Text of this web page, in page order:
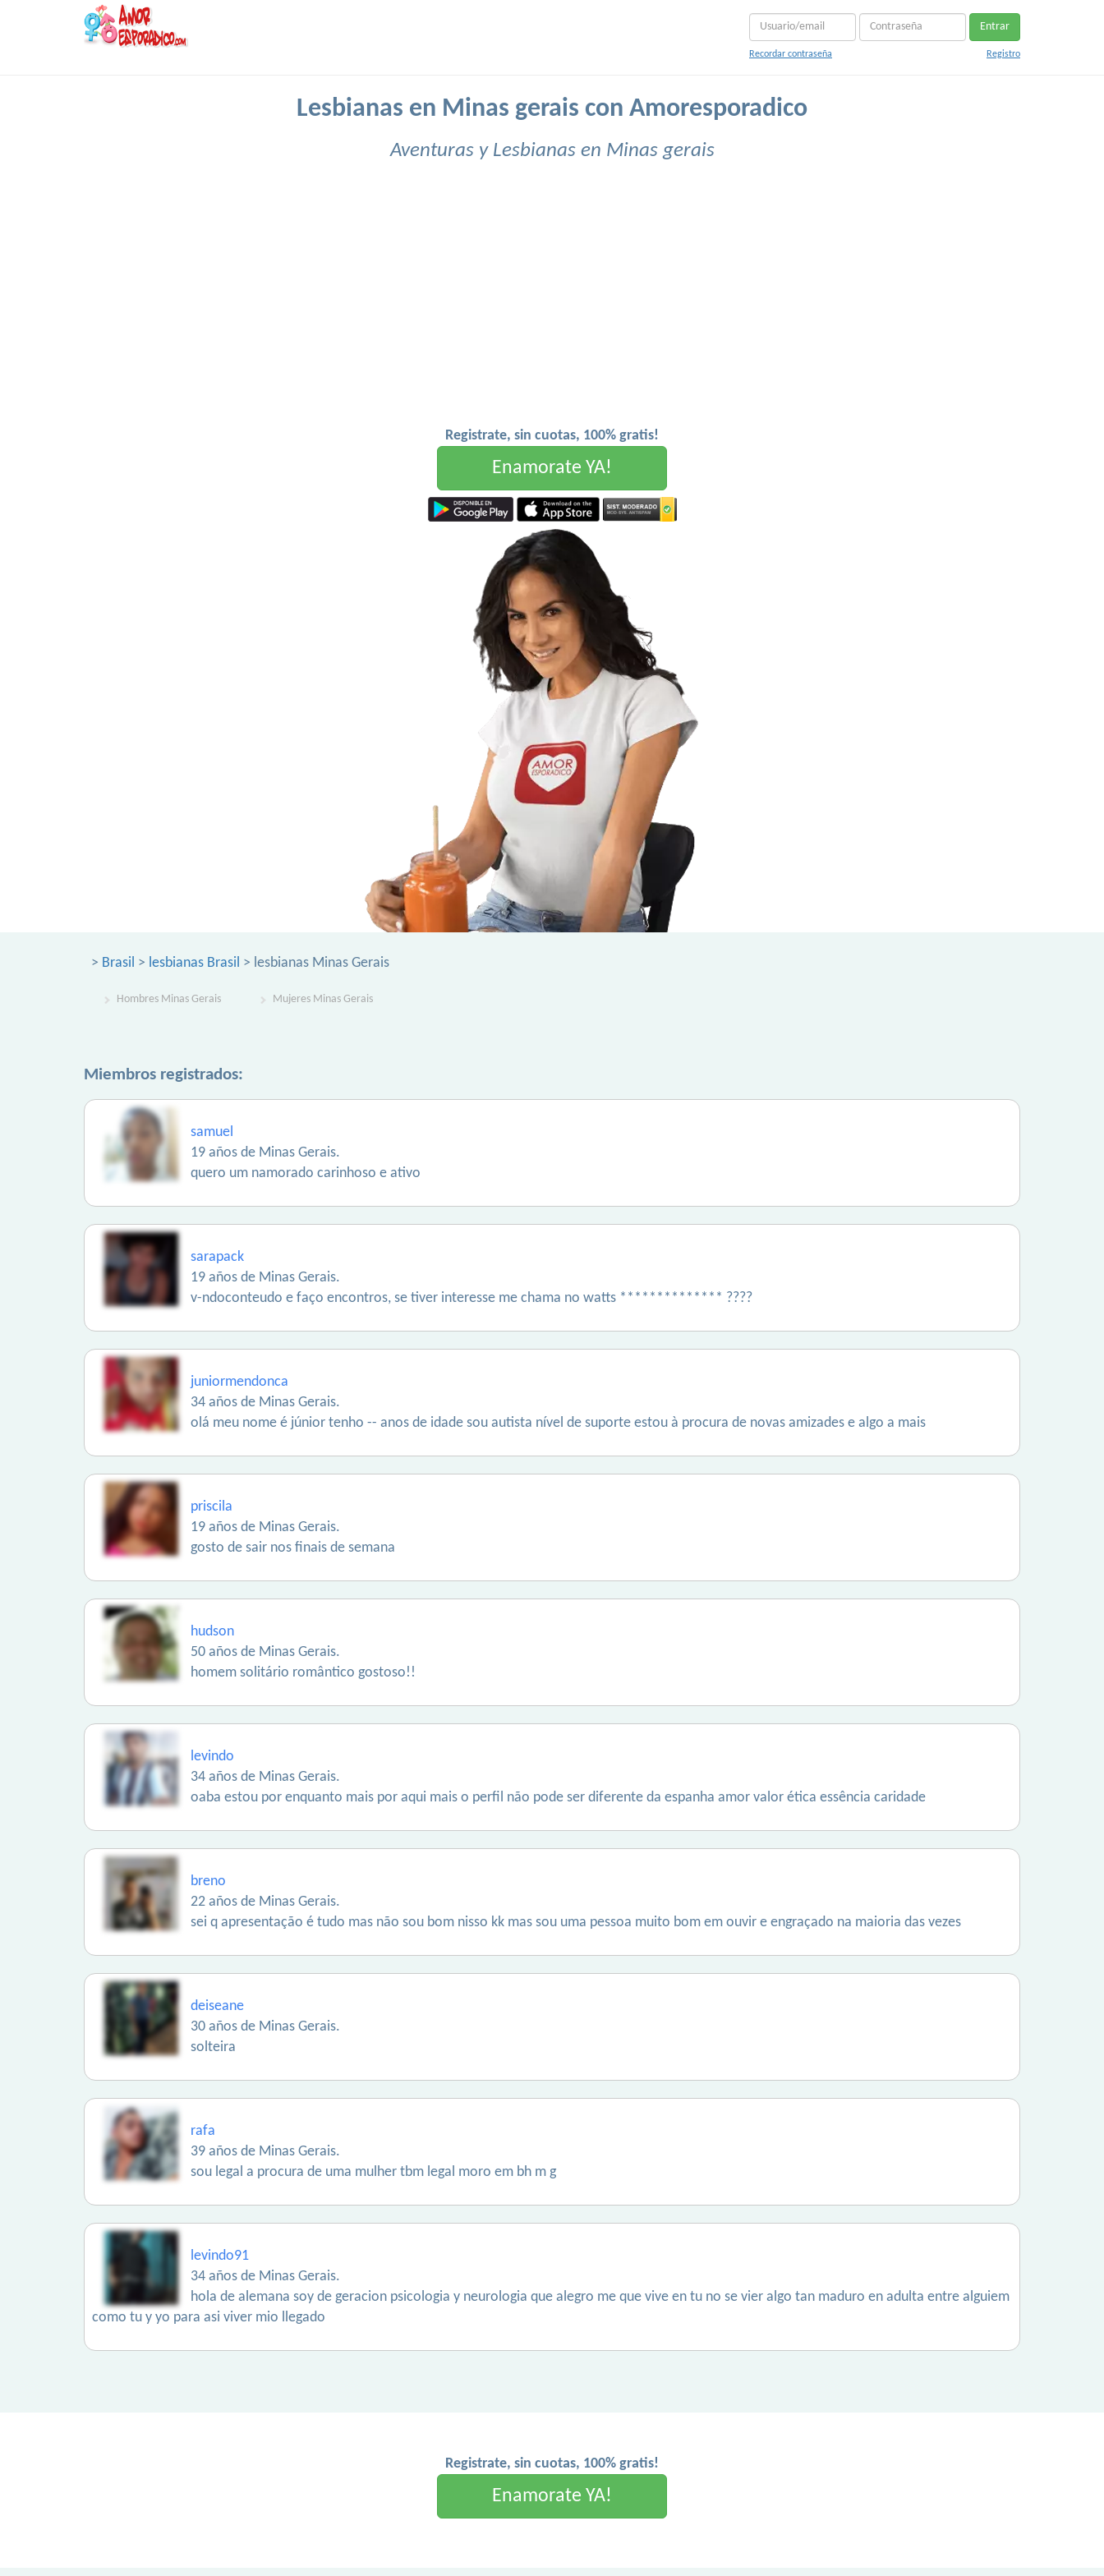
Entrar
Recordar contraseña Registro
Lesbianas en Minas gerais con Amoresporadico
Aventuras y Lesbianas en Minas gerais
Registrate, sin cuotas, 100% gratis!
Enamorate YA!
> Brasil > lesbianas Brasil > lesbianas Minas Gerais
Hombres Minas Gerais Mujeres Minas Gerais
Miembros registrados:
samuel
19 años de Minas Gerais.
quero um namorado carinhoso e ativo
sarapack
19 años de Minas Gerais.
v-ndoconteudo e faço encontros, se tiver interesse me chama no watts ************** ????
juniormendonca
34 años de Minas Gerais.
olá meu nome é júnior tenho -- anos de idade sou autista nível de suporte estou à procura de novas amizades e algo a mais
priscila
19 años de Minas Gerais.
gosto de sair nos finais de semana
hudson
50 años de Minas Gerais.
homem solitário romântico gostoso!!
levindo
34 años de Minas Gerais.
oaba estou por enquanto mais por aqui mais o perfil não pode ser diferente da espanha amor valor ética essência caridade
breno
22 años de Minas Gerais.
sei q apresentação é tudo mas não sou bom nisso kk mas sou uma pessoa muito bom em ouvir e engraçado na maioria das vezes
deiseane
30 años de Minas Gerais.
solteira
rafa
39 años de Minas Gerais.
sou legal a procura de uma mulher tbm legal moro em bh m g
levindo91
34 años de Minas Gerais.
hola de alemana soy de geracion psicologia y neurologia que alegro me que vive en tu no se vier algo tan maduro en adulta entre alguiem
como tu y yo para asi viver mio llegado
Registrate, sin cuotas, 100% gratis!
Enamorate YA!